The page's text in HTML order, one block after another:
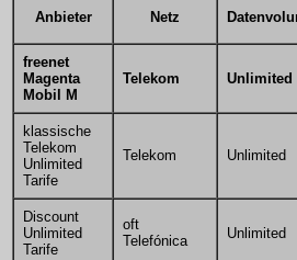
Anbieter Netz
freenet
Magenta
Mobil M
Telekom Unlimited
klassische
Telekom
Unlimited
Tarife
Telekom Unlimited
Discount
Unlimited
Tarife
oft
Telefónica
Unlimited